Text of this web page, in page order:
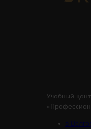
Учебный
в